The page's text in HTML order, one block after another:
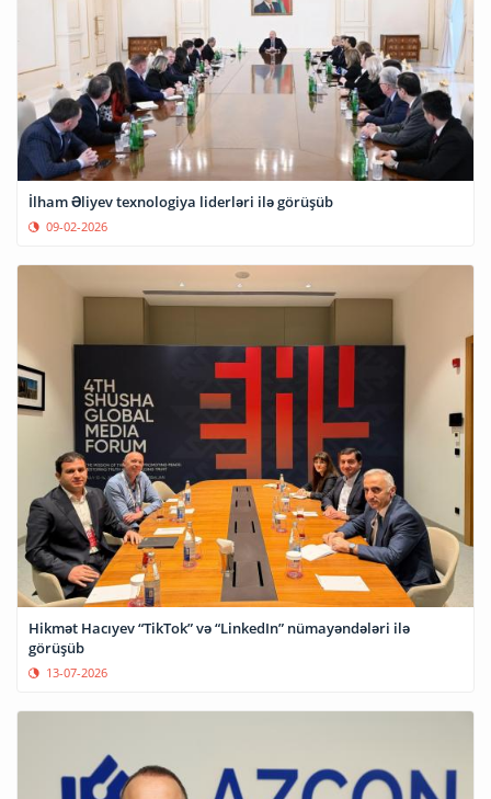
İlham Əliyev texnologiya liderləri ilə görüşüb
09-02-2026
Hikmət Hacıyev “TikTok” və “LinkedIn” nümayəndələri ilə
görüşüb
13-07-2026